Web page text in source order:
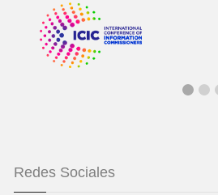
Redes Sociales